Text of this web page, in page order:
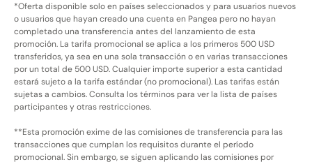
*Oferta disponible solo en países seleccionados y para usuarios nuevos
o usuarios que hayan creado una cuenta en Pangea pero no hayan
completado una transferencia antes del lanzamiento de esta
promoción. La tarifa promocional se aplica a los primeros 500 USD
transferidos, ya sea en una sola transacción o en varias transacciones
por un total de 500 USD. Cualquier importe superior a esta cantidad
estará sujeto a la tarifa estándar (no promocional). Las tarifas están
sujetas a cambios. Consulta los términos para ver la lista de países
participantes y otras restricciones.
**Esta promoción exime de las comisiones de transferencia para las
transacciones que cumplan los requisitos durante el período
promocional. Sin embargo, se siguen aplicando las comisiones por